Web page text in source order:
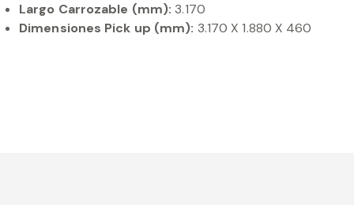
Largo Carrozable (mm): 3.170
Dimensiones Pick up (mm): 3.170 X 1.880 X 460